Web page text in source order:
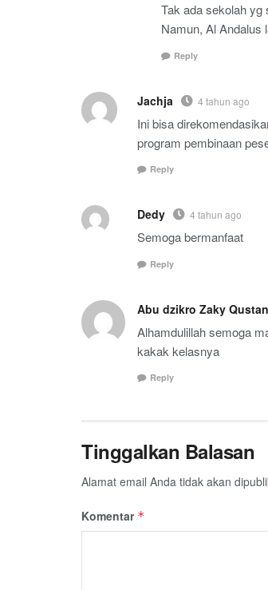
Tak ada sekolah yg
Namun, Al Andalus
Reply
Jachja 4 tahun ago
Ini bisa
program pembinaan
Reply
Dedy 4 tahun ago
Semoga bermanfaat
Reply
Abu dzikro Zaky
Alhamdulillah semoga
kakak kelasnya
Reply
Tinggalkan Balasan
Alamat email Anda tidak akan
Komentar *